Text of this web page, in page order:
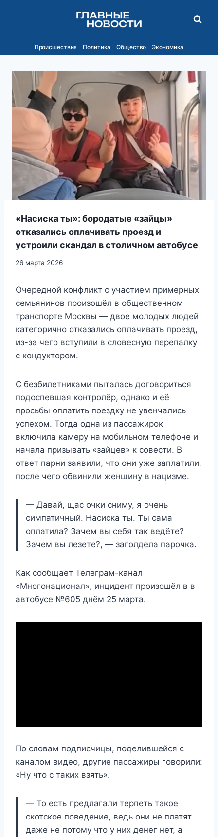
Происшествия Политика Общество Экономика
«Насиска ты»: бородатые «зайцы»
отказались оплачивать проезд и
устроили скандал в столичном автобусе
26 марта 2026
Очередной конфликт с участием примерных
семьянинов произошёл в общественном
транспорте Москвы — двое молодых людей
категорично отказались оплачивать проезд,
из-за чего вступили в словесную перепалку
с кондуктором.
С безбилетниками пыталась договориться
подоспевшая контролёр, однако и её
просьбы оплатить поездку не увенчались
успехом. Тогда одна из пассажирок
включила камеру на мобильном телефоне и
начала призывать «зайцев» к совести. В
ответ парни заявили, что они уже заплатили,
после чего обвинили женщину в нацизме.
— Давай, щас очки сниму, я очень
симпатичный. Насиска ты. Ты сама
оплатила? Зачем вы себя так ведёте?
Зачем вы лезете?, — заголдела парочка.
Как сообщает Телеграм-канал
«Многонационал», инцидент произошёл в в
автобусе №605 днём 25 марта.
По словам подписчицы, поделившейся с
каналом видео, другие пассажиры говорили:
«Ну что с таких взять».
— То есть предлагали терпеть такое
скотское поведение, ведь они не платят
даже не потому что у них денег нет, а